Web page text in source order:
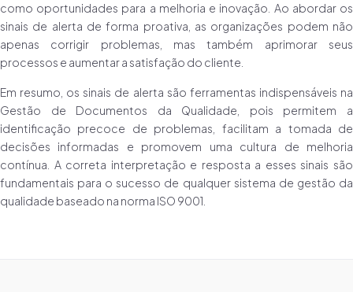
como oportunidades para a melhoria e inovação. Ao abordar os
sinais de alerta de forma proativa, as organizações podem não
apenas corrigir problemas, mas também aprimorar seus
processos e aumentar a satisfação do cliente.
Em resumo, os sinais de alerta são ferramentas indispensáveis na
Gestão de Documentos da Qualidade, pois permitem a
identificação precoce de problemas, facilitam a tomada de
decisões informadas e promovem uma cultura de melhoria
contínua. A correta interpretação e resposta a esses sinais são
fundamentais para o sucesso de qualquer sistema de gestão da
qualidade baseado na norma ISO 9001.